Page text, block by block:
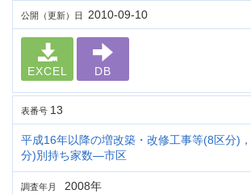
公開（更新）日 2010-09-10
EXCEL DB
表番号 13
平成16年以降の増改築・改修工事等(8区分)
分)別持ち家数―市区
調査年月 2008年